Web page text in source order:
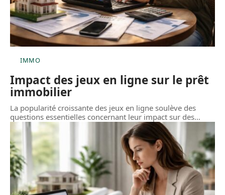
IMMO
Impact des jeux en ligne sur le prêt
immobilier
La popularité croissante des jeux en ligne soulève des
questions essentielles concernant leur impact sur des…